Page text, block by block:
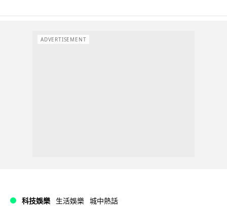
ADVERTISEMENT
科技娛樂 生活娛樂 城中熱話